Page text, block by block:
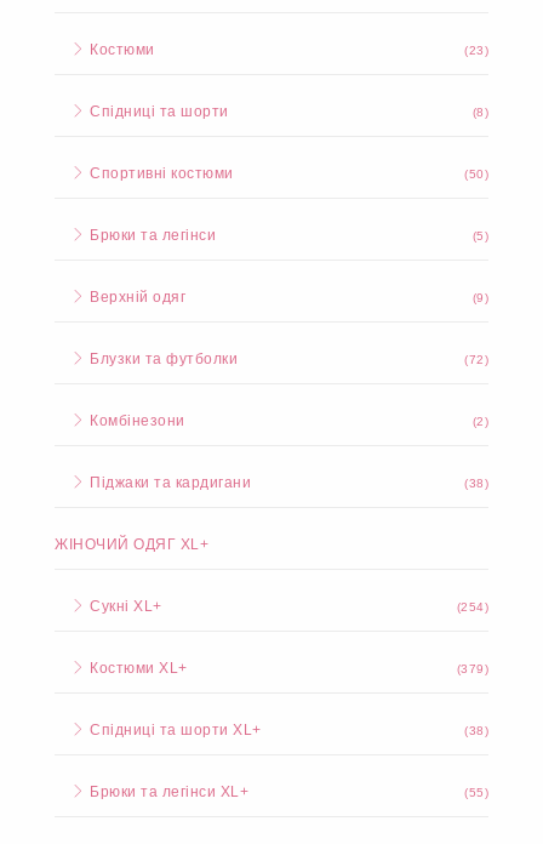
Костюми (23)
Спідниці та шорти (8)
Спортивні костюми (50)
Брюки та легінси (5)
Верхній одяг (9)
Блузки та футболки (72)
Комбінезони (2)
Піджаки та кардигани (38)
ЖІНОЧИЙ ОДЯГ XL+
Сукні XL+ (254)
Костюми XL+ (379)
Спідниці та шорти XL+ (38)
Брюки та легінси XL+ (55)